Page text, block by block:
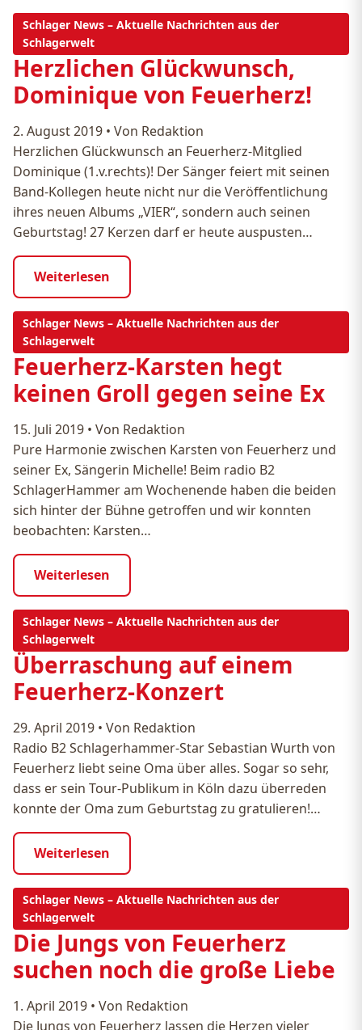
Schlager News – Aktuelle Nachrichten aus der
Schlagerwelt
Herzlichen Glückwunsch,
Dominique von Feuerherz!
2. August 2019 • Von Redaktion
Herzlichen Glückwunsch an Feuerherz-Mitglied
Dominique (1.v.rechts)! Der Sänger feiert mit seinen
Band-Kollegen heute nicht nur die Veröffentlichung
ihres neuen Albums „VIER“, sondern auch seinen
Geburtstag! 27 Kerzen darf er heute auspusten…
Weiterlesen
Schlager News – Aktuelle Nachrichten aus der
Schlagerwelt
Feuerherz-Karsten hegt
keinen Groll gegen seine Ex
15. Juli 2019 • Von Redaktion
Pure Harmonie zwischen Karsten von Feuerherz und
seiner Ex, Sängerin Michelle! Beim radio B2
SchlagerHammer am Wochenende haben die beiden
sich hinter der Bühne getroffen und wir konnten
beobachten: Karsten…
Weiterlesen
Schlager News – Aktuelle Nachrichten aus der
Schlagerwelt
Überraschung auf einem
Feuerherz-Konzert
29. April 2019 • Von Redaktion
Radio B2 Schlagerhammer-Star Sebastian Wurth von
Feuerherz liebt seine Oma über alles. Sogar so sehr,
dass er sein Tour-Publikum in Köln dazu überreden
konnte der Oma zum Geburtstag zu gratulieren!…
Weiterlesen
Schlager News – Aktuelle Nachrichten aus der
Schlagerwelt
Die Jungs von Feuerherz
suchen noch die große Liebe
1. April 2019 • Von Redaktion
Die Jungs von Feuerherz lassen die Herzen vieler